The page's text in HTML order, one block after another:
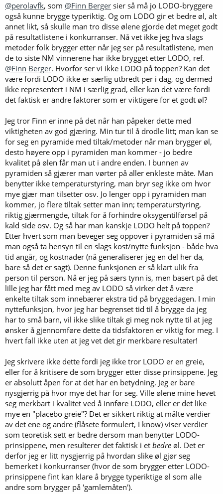
:
@perolavfk, som @Finn Berger sier så må jo LODO-bryggere
også kunne brygge typeriktig. Og om LODO gir et bedre øl, alt
annet likt, så skulle man tro disse ølene gjorde det meget godt
på resultatlistene i konkurranser. Nå vet ikke jeg hva slags
metoder folk brygger etter når jeg ser på resultatlistene, men
de to siste NM vinnerene har ikke brygget etter LODO, ref.
@Finn Berger. Hvorfor ser vi ikke LODO på toppen? Kan det
være fordi LODO ikke er særlig utbredt per i dag, og dermed
ikke representert i NM i særlig grad, eller kan det være fordi
det faktisk er andre faktorer som er viktigere for et godt øl?
Jeg tror Finn er inne på det når han påpeker dette med
viktigheten av god gjæring. Min tur til å drodle litt; man kan se
for seg en pyramide med tiltak/metoder når man brygger øl,
desto høyere opp i pyramiden man kommer - jo bedre
kvalitet på ølen får man ut i andre enden. I bunnen av
pyramiden så gjærer man vørter på aller enkleste måte. Man
benytter ikke temperaturstyring, man bryr seg ikke om hvor
mye gjær man tilsetter osv. Jo lenger opp i pyramiden man
kommer, jo flere tiltak setter man inn; temperaturstyring,
riktig gjærmengde, tiltak for å forhindre oksygentilførsel på
kald side osv. Og så har man kanskje LODO helt på toppen?
Etter hvert som man beveger seg oppover i pyramiden så må
man også ta hensyn til en slags kost/nytte funksjon - både hva
tid angår, og kostnader (nå generaliserer jeg en del her da,
bare så det er sagt). Denne funksjonen er så klart ulik fra
person til person. Nå er jeg på særs tynn is, men basert på det
lille jeg har fått med meg av LODO så virker det å være
enkelte tiltak som innebærer ekstra tid på bryggedagen. I min
nyttefunksjon, hvor jeg har begrenset tid til å brygge da jeg
har to små barn, vil ikke slike tiltak gi meg nok nytte til at jeg
ønsker å gjennomføre dette da tidsfaktoren er viktig for meg. I
hvert fall ikke uten at jeg vet det gir merkbare resultater!
Jeg skrivere ikke dette fordi jeg ikke tror LODO er en greie,
eller for å kritisere de som brygger etter disse prinsippene. Jeg
er absolutt åpen for at det har en betydning. Jeg er bare
nysgjerrig på hvor mye det har for seg. Ville ølene mine hevet
seg merkbart i kvalitet ved å innføre LODO, eller er det like
mye en "placebo greie"? Det er sikkert riktig at målte verdier
av det ene og andre (flåsete formulert, I know) viser verdier
som teoretisk sett er bedre dersom man benytter LODO-
prinsippene, men resulterer det faktisk i et bedre øl. Det er
derfor jeg er litt nysgjerrig på hvordan slike øl gjør seg
bemerket i konkurranser (hvor de som brygger etter LODO-
prinsippene fint kan klare å brygge typeriktige øl som alle
andre som brygger på 'gamlemåten').